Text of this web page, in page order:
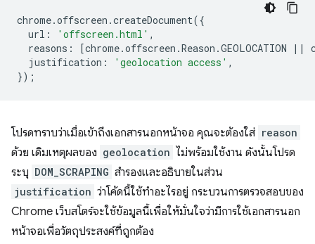
chrome.offscreen .createDocument({
url : 'offscreen.html' ,
reasons : [chrome.offscreen .Reason .GEOLOCATION ||
justification : 'geolocation access' ,
});
โปรดทราบว่าเมื่อเข้าถึงเอกสารนอกหน้าจอ คุณจะต้องใส่ reason
ด้วย เดิมเหตุผลของ geolocation ไม่พร้อมใช้งาน ดังนั้นโปรด
ระบุ DOM_SCRAPING สำรองและอธิบายในส่วน
justification ว่าโค้ดนี้ใช้ทำอะไรอยู่ กระบวนการตรวจสอบของ
Chrome เว็บสโตร์จะใช้ข้อมูลนี้เพื่อให้มั่นใจว่ามีการใช้เอกสารนอก
หน้าจอเพื่อวัตถุประสงค์ที่ถูกต้อง